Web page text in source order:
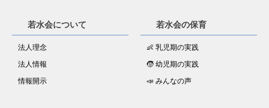
若水会について
法人理念
法人情報
情報開示
若水会の保育
👶 乳児期の実践
🧒 幼児期の実践
📣 みんなの声